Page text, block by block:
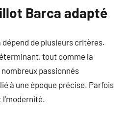
Barca adapté
dépend de plusieurs critères.
tout comme la
passionnés
à une époque précise. Parfois